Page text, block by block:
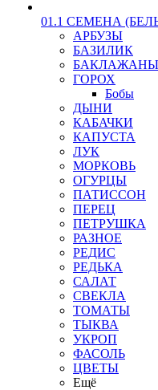
01.1 СЕМЕНА
АРБУЗЫ
БАЗИЛИК
БАКЛАЖАНЫ
ГОРОХ
Бобы
ДЫНИ
КАБАЧКИ
КАПУСТА
ЛУК
МОРКОВЬ
ОГУРЦЫ
ПАТИССОН
ПЕРЕЦ
ПЕТРУШКА
РАЗНОЕ
РЕДИС
РЕДЬКА
САЛАТ
СВЕКЛА
ТОМАТЫ
ТЫКВА
УКРОП
ФАСОЛЬ
ЦВЕТЫ
Ещё